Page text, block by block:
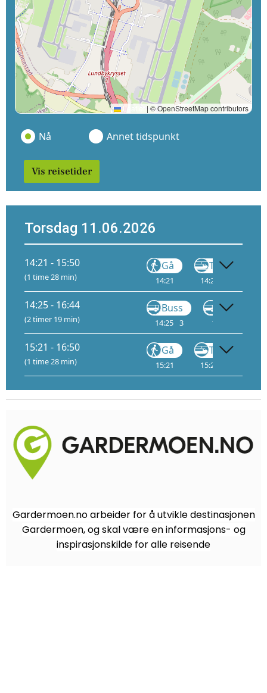
Leaflet | © OpenStreetMap contributors
Nå Annet tidspunkt
Vis reisetider
Torsdag 11.06.2026
14:21 - 15:50
(1 time 28 min)
Gå
14:21
Tog
14:28
14:25 - 16:44
(2 timer 19 min)
Buss
14:25 3
Buss
14:52
15:21 - 16:50
(1 time 28 min)
Gå
15:21
Tog
15:28
Gardermoen.no arbeider for å utvikle destinasjonen
Gardermoen, og skal være en informasjons- og
inspirasjonskilde for alle reisende